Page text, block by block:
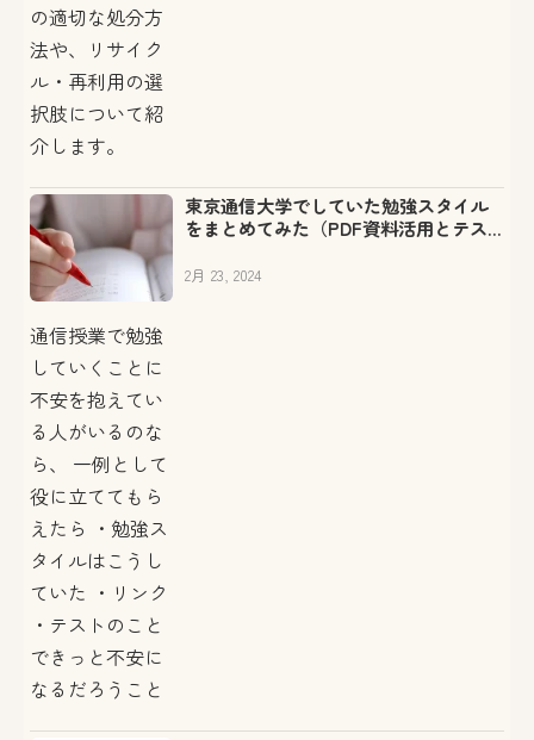
の適切な処分方
法や、リサイク
ル・再利用の選
択肢について紹
介します。
東京通信大学でしていた勉強スタイル
をまとめてみた（PDF資料活用とテス
2月 23, 2024
通信授業で勉強
していくことに
不安を抱えてい
る人がいるのな
ら、 一例として
役に立ててもら
えたら ・勉強ス
タイルはこうし
ていた ・リンク
・テストのこと
できっと不安に
なるだろうこと